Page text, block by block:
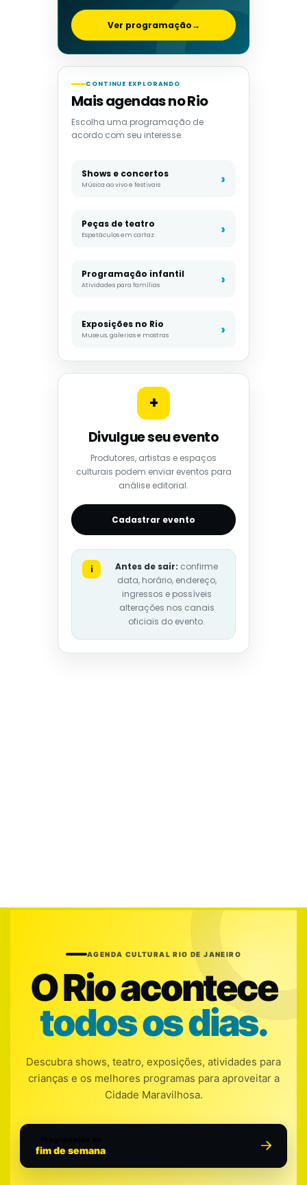
Ver programação→
CONTINUE EXPLORANDO
Mais agendas no Rio
Escolha uma programação de
acordo com seu interesse.
Shows e concertos
Música ao vivo e festivais
Peças de teatro
Espetáculos em cartaz
Programação infantil
Atividades para famílias
Exposições no Rio
Museus, galerias e mostras
+
Divulgue seu evento
Produtores, artistas e espaços
culturais podem enviar eventos para
análise editorial.
Cadastrar evento
i Antes de sair: confirme
data, horário, endereço,
ingressos e possíveis
alterações nos canais
oficiais do evento.
AGENDA CULTURAL RIO DE JANEIRO
O Rio acontece
todos os dias.
Descubra shows, teatro, exposições, atividades para
crianças e os melhores programas para aproveitar a
Cidade Maravilhosa.
fim de semana